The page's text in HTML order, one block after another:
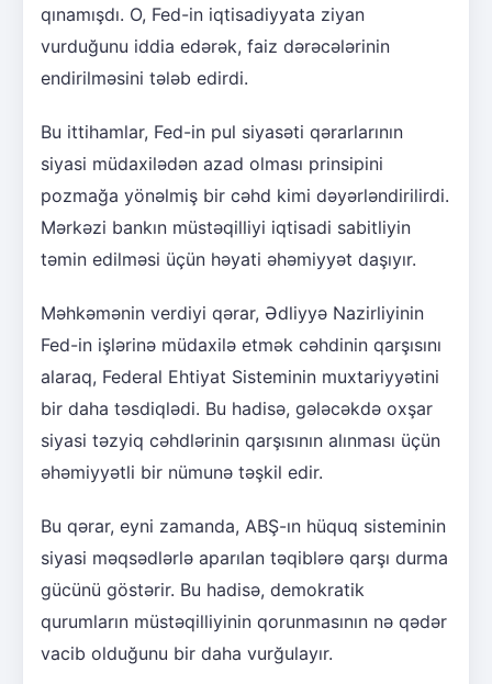
qınamışdı. O, Fed-in iqtisadiyyata ziyan
vurduğunu iddia edərək, faiz dərəcələrinin
endirilməsini tələb edirdi.
Bu ittihamlar, Fed-in pul siyasəti qərarlarının
siyasi müdaxilədən azad olması prinsipini
pozmağa yönəlmiş bir cəhd kimi dəyərləndirilirdi.
Mərkəzi bankın müstəqilliyi iqtisadi sabitliyin
təmin edilməsi üçün həyati əhəmiyyət daşıyır.
Məhkəmənin verdiyi qərar, Ədliyyə Nazirliyinin
Fed-in işlərinə müdaxilə etmək cəhdinin qarşısını
alaraq, Federal Ehtiyat Sisteminin muxtariyyətini
bir daha təsdiqlədi. Bu hadisə, gələcəkdə oxşar
siyasi təzyiq cəhdlərinin qarşısının alınması üçün
əhəmiyyətli bir nümunə təşkil edir.
Bu qərar, eyni zamanda, ABŞ-ın hüquq sisteminin
siyasi məqsədlərlə aparılan təqiblərə qarşı durma
gücünü göstərir. Bu hadisə, demokratik
qurumların müstəqilliyinin qorunmasının nə qədər
vacib olduğunu bir daha vurğulayır.